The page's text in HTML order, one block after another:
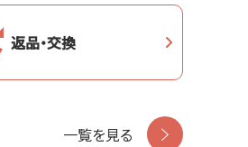
返品・交換
一覧を見る